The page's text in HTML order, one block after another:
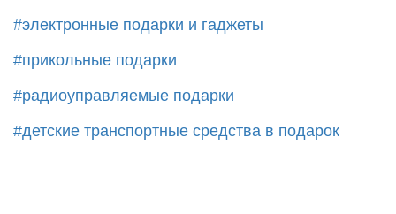
#электронные подарки и гаджеты
#прикольные подарки
#радиоуправляемые подарки
#детские транспортные средства в подарок